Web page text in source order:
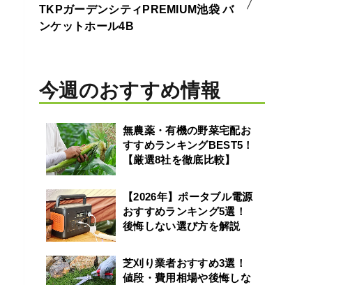
TKPガーデンシティPREMIUM池袋 バ
ンケットホール4B
今週のおすすめ情報
無農薬・有機の野菜宅配お
すすめランキングBEST5！
【厳選8社を徹底比較】
【2026年】ポータブル電源
おすすめランキング5選！
後悔しない選び方を解説
芝刈り業者おすすめ3選！
値段・費用相場や後悔しな